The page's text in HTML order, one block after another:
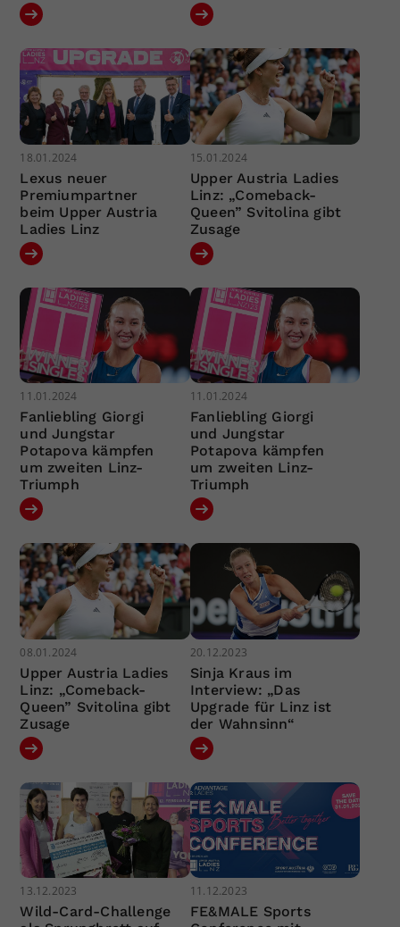
18.01.2024
Lexus neuer
Premiumpartner
beim Upper Austria
Ladies Linz
15.01.2024
Upper Austria Ladies
Linz: „Comeback-
Queen” Svitolina gibt
Zusage
11.01.2024
Fanliebling Giorgi
und Jungstar
Potapova kämpfen
um zweiten Linz-
Triumph
11.01.2024
Fanliebling Giorgi
und Jungstar
Potapova kämpfen
um zweiten Linz-
Triumph
08.01.2024
Upper Austria Ladies
Linz: „Comeback-
Queen” Svitolina gibt
Zusage
20.12.2023
Sinja Kraus im
Interview: „Das
Upgrade für Linz ist
der Wahnsinn“
13.12.2023
Wild-Card-Challenge
11.12.2023
FE&MALE Sports